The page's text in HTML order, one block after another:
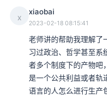
最重要的、最明晰的命题的
本集编辑：天真、ZY
x
xiaobai
2023-02-18 08:15:41
老师讲的帮助我理解了
习过政治、哲学甚至系
者多个制度下的产物吧
是一个公共利益或者轨
语言的人怎么进行生产